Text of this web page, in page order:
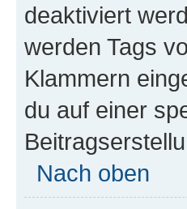
deaktiviert
werden Tags
Klammern
du auf einer
Nach oben